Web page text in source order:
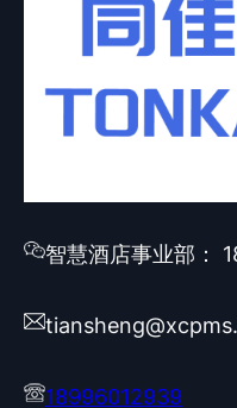
智慧酒店事业部：
18996012939